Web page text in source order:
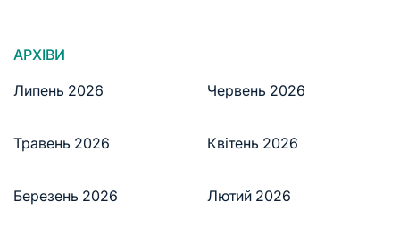
АРХІВИ
Липень 2026
Червень 2026
Травень 2026 Квітень 2026
Березень 2026 Лютий 2026